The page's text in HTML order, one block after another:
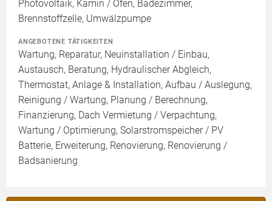
Photovoltaik, Kamin / Ofen, Badezimmer,
Brennstoffzelle, Umwälzpumpe
ANGEBOTENE TÄTIGKEITEN
Wartung, Reparatur, Neuinstallation / Einbau,
Austausch, Beratung, Hydraulischer Abgleich,
Thermostat, Anlage & Installation, Aufbau / Auslegung,
Reinigung / Wartung, Planung / Berechnung,
Finanzierung, Dach Vermietung / Verpachtung,
Wartung / Optimierung, Solarstromspeicher / PV
Batterie, Erweiterung, Renovierung, Renovierung /
Badsanierung